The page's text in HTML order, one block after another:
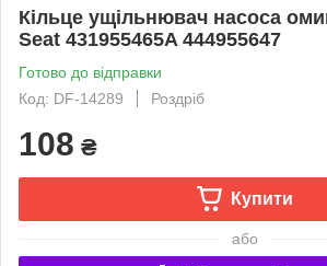
Кільце ущільнювач насоса
Seat 431955465A 444955647
Готово до відправки
Код: DF-14289
Роздріб
108 ₴
Купити
або